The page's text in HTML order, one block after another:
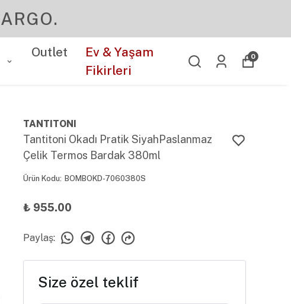
Outlet
Ev & Yaşam
Fikirleri
0
TANTITONI
Tantitoni Okadı Pratik SiyahPaslanmaz
Çelik Termos Bardak 380ml
Ürün Kodu: BOMBOKD-7060380S
₺ 955.00
Paylaş:
Size özel teklif